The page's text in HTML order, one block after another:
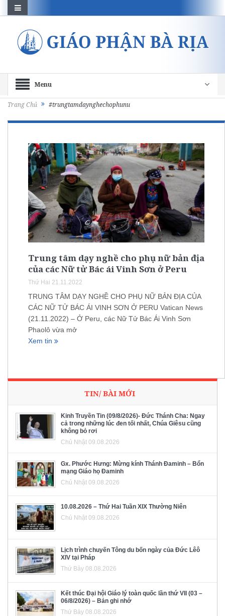
Menu
Trang Chủ #trungtamdaynghechophunu
Trung tâm dạy nghề cho phụ nữ bản địa
của các Nữ tử Bác ái Vinh Sơn ở Peru
Thứ Hai 21.11.2022
TRUNG TÂM DẠY NGHỀ CHO PHỤ NỮ BẢN ĐỊA CỦA
CÁC NỮ TỬ BÁC ÁI VINH SƠN Ở PERU Vatican News
(21.11.2022) – Ở Peru, các Nữ Tử Bác Ái Vinh Sơn
Phaolô vừa mở
Xem tin
TIN/ BÀI MỚI
Kinh Truyền Tin (09/8/2026)- Đức Thánh Cha: Ngay
cả trong những lúc đen tối nhất, Chúa Giêsu cũng
không bỏ rơi
Chủ Nhật 09.08.2026
Gx. Phước Hưng: Mừng kính Thánh Đaminh – Bổn
mạng Giáo họ Đaminh
Chủ Nhật 09.08.2026
10.08.2026 – Thứ Hai Tuần XIX Thường Niên
Chủ Nhật 09.08.2026
Lịch trình chuyến Tông du bốn ngày của Đức Lêô
XIV tại Pháp
Thứ Bảy 08.08.2026
Kết thúc Đại hội Giáo lý toàn quốc lần thứ VII (03 –
06/8/2026) – Bản ghi nhớ
Thứ Bảy 08.08.2026